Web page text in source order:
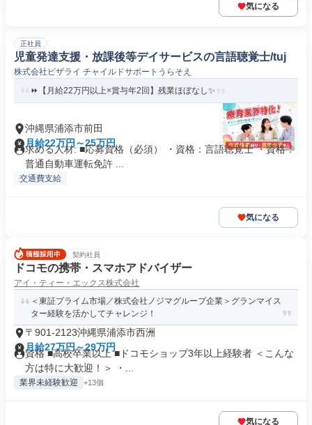
気になる
正社員
児童発達支援・放課後等デイサービスの言語聴覚士/tuj
株式会社ビザライ チャイルドサポートうらそえ
⏩️【月給22万円以上×賞与年2回】残業ほぼなし✨️
沖縄県浦添市前田
月給22万円～25万円
求める人材: ■応募資格（必須） ・資格：言語聴覚士 ・資格：
普通自動車運転免許 ...
交通費支給
気になる
契約社員
ドコモの携帯・スマホアドバイザー
アイ・ティー・エックス株式会社
＜東証プライム市場／株式会社ノジマグループ企業＞グランマイス
ター経験を活かしてチャレンジ！
〒901-2123沖縄県浦添市西洲
月給27万円～29万円
資格 ■高校卒業以上 ■ドコモショップ3年以上経験者 ＜こんな
方は特に大歓迎！＞ ・...
業界未経験歓迎 +13個
気になる